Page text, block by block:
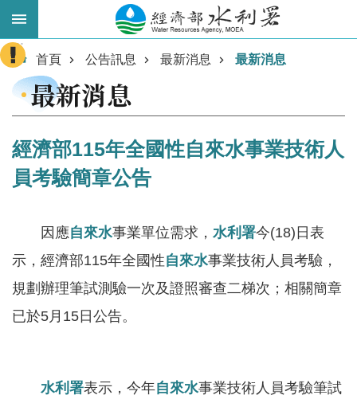
跳到主要內容區塊
進
階
搜
業
務
:::
首頁 公告訊息 最新消息 最新消息
最新消息
經濟部115年全國性自來水事業技術人
員考驗簡章公告
因應自來水事業單位需求， 水利署今(18)日表
示，經濟部115年全國性自來水事業技術人員考驗，
規劃辦理筆試測驗一次及證照審查二梯次；相關簡章
已於5月15日公告。
水利署表示，今年自來水事業技術人員考驗筆試